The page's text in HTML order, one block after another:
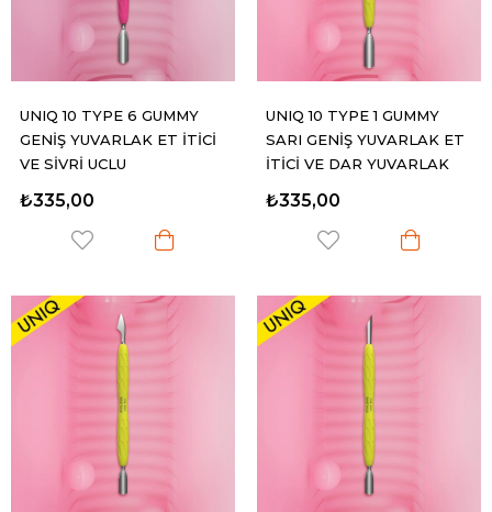
UNIQ 10 TYPE 6 GUMMY
GENİŞ YUVARLAK ET İTİCİ
VE SİVRİ UÇLU
₺335,00
UNIQ 10 TYPE 1 GUMMY
SARI GENİŞ YUVARLAK ET
İTİCİ VE DAR YUVARLAK
₺335,00